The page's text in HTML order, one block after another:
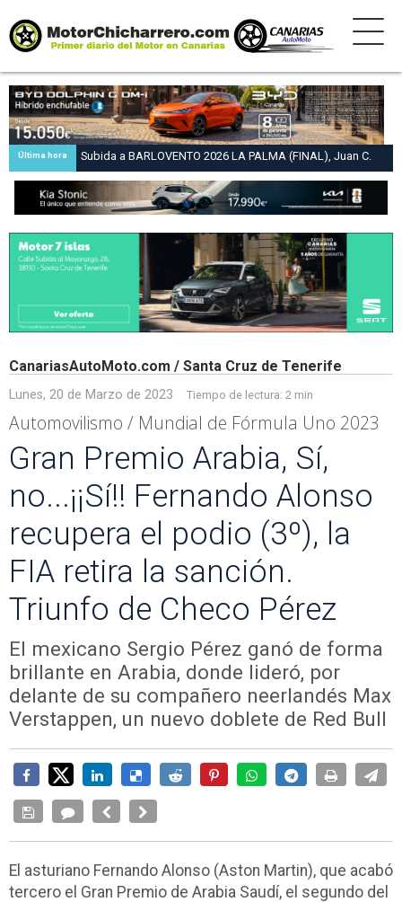
Última hora
Subida a BARLOVENTO 2026 LA PALMA (FINAL), Juan C.
Brito y Carlos A. Pérez hacen suya la victoria en la 47 Subida
a Barlovento
CanariasAutoMoto.com / Santa Cruz de Tenerife
Lunes, 20 de Marzo de 2023 Tiempo de lectura: 2 min
Automovilismo / Mundial de Fórmula Uno 2023
Gran Premio Arabia, Sí,
no...¡¡Sí!! Fernando Alonso
recupera el podio (3º), la
FIA retira la sanción.
Triunfo de Checo Pérez
El mexicano Sergio Pérez ganó de forma
brillante en Arabia, donde lideró, por
delante de su compañero neerlandés Max
Verstappen, un nuevo doblete de Red Bull
El asturiano Fernando Alonso (Aston Martin), que acabó
tercero el Gran Premio de Arabia Saudí, el segundo del